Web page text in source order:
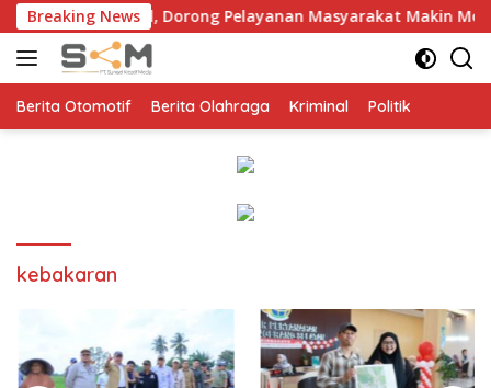
Langsung
ke
konten
Breaking News
Sumsel, Dorong Pelayanan Masyarakat Makin Modern
Berita Otomotif Berita Olahraga Kriminal Politik
kebakaran